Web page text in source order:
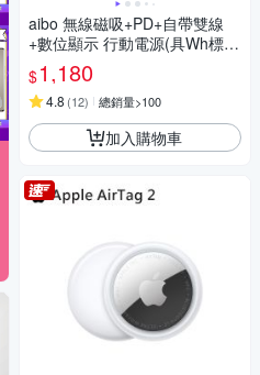
aibo 無線磁吸+PD+自帶雙線
+數位顯示 行動電源(具Wh標
示) AW100
$1,180
4.8 (12) 總銷量>100
加入購物車